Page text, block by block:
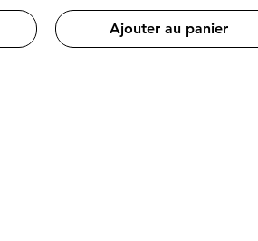
Ajouter au panier